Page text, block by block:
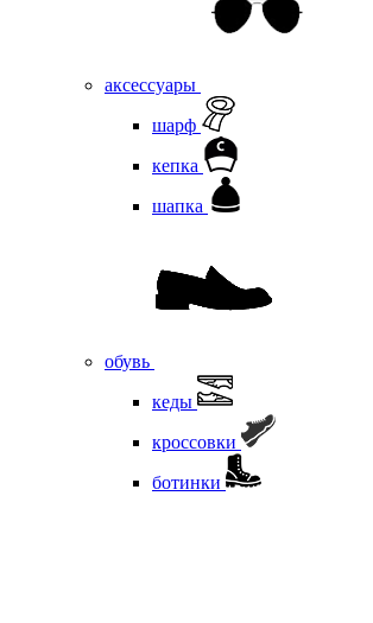
аксессуары
шарф
кепка
шапка
обувь
кеды
кроссовки
ботинки